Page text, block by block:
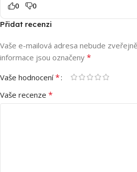
0 0
Přidat recenzi
Vaše e-mailová adresa nebude
informace jsou označeny *
Vaše hodnocení*
Vaše recenze *